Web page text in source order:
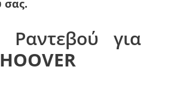
σας.
Ραντεβού για
HOOVER